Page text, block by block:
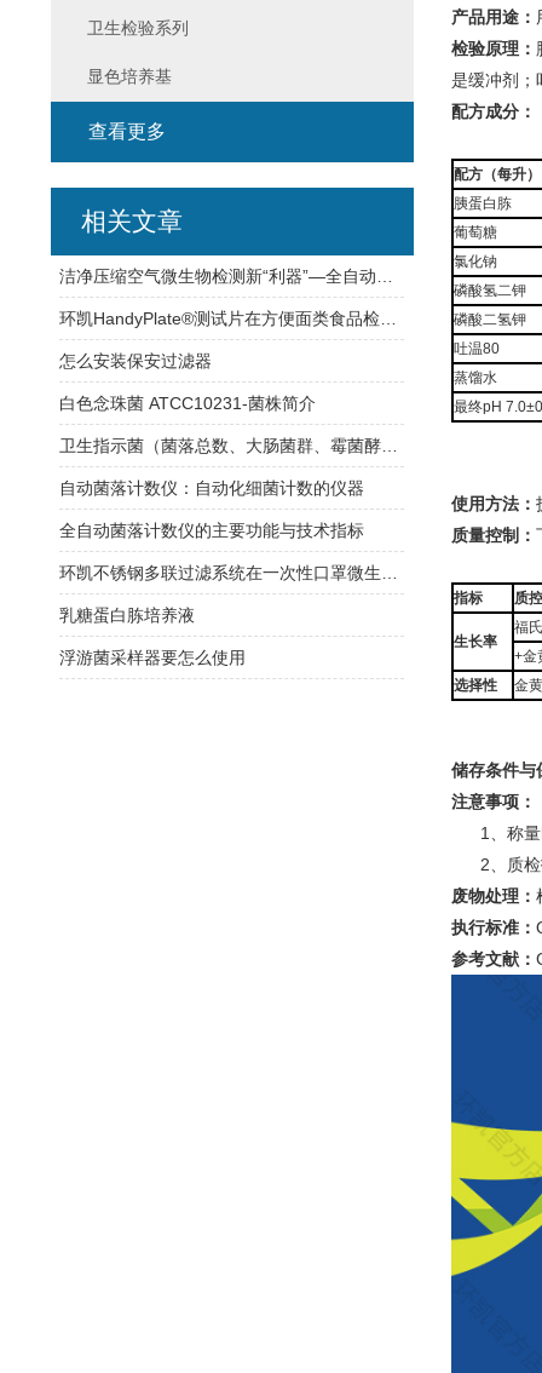
产品用途：
检验原理：
是缓冲剂；
配方成分：
配方（每升）
胰蛋白胨
葡萄糖
氯化钠
磷酸氢二钾
磷酸二氢钾
吐温80
蒸馏水
最终pH
使用方法：
质量控制：
指标 质
生长率
福
+金
选择性
金
储存条件与
注意事项：
1、称量
2、质检
废物处理：
执行标准：
参考文献：
卫生检验系列
显色培养基
查看更多
相关文章
怎么安装保安过滤器
白色念珠菌 ATCC10231-菌株简介
自动菌落计数仪：自动化细菌计数的仪器
全自动菌落计数仪的主要功能与技术指标
乳糖蛋白胨培养液
浮游菌采样器要怎么使用